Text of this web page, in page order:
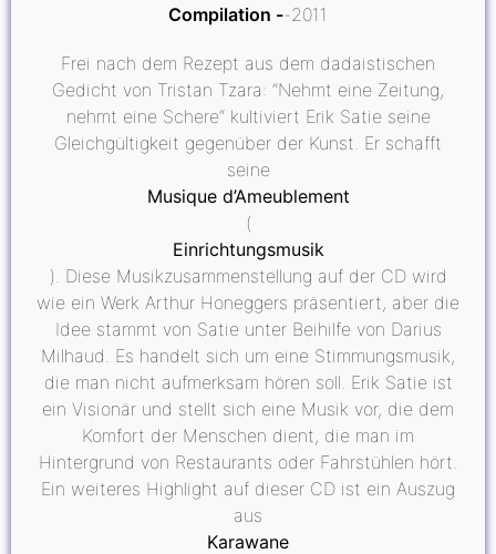
Compilation 2011
Frei nach dem Rezept aus dem dadaistischen
Gedicht von Tristan Tzara: “Nehmt eine Zeitung,
nehmt eine Schere“ kultiviert Erik Satie seine
Gleichgültigkeit gegenüber der Kunst. Er schafft
seine
Musique d’Ameublement
(
Einrichtungsmusik
). Diese Musikzusammenstellung auf der CD wird
wie ein Werk Arthur Honeggers präsentiert, aber die
Idee stammt von Satie unter Beihilfe von Darius
Milhaud. Es handelt sich um eine Stimmungsmusik,
die man nicht aufmerksam hören soll. Erik Satie ist
ein Visionär und stellt sich eine Musik vor, die dem
Komfort der Menschen dient, die man im
Hintergrund von Restaurants oder Fahrstühlen hört.
Ein weiteres Highlight auf dieser CD ist ein Auszug
aus
Karawane